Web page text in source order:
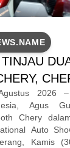
2026 –
Agus
Chery
Auto
Kamis